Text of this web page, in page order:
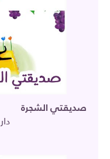
صديقتي الشجرة